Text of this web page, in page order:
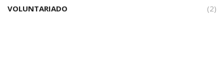
VOLUNTARIADO
(2)